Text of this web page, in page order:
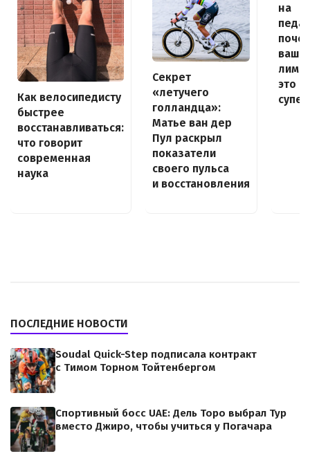
Как велосипедисту
быстрее
восстанавливаться:
что говорит
современная
наука
Секрет
«летучего
голландца»:
Матье ван дер
Пул раскрыл
показатели
своего пульса
и восстановления
на
ваш
это
ПОСЛЕДНИЕ НОВОСТИ
Soudal Quick-Step подписала контракт
с Тимом Торном Тойтенбергом
Спортивный босс UAE: Дель Торо выбрал Тур
вместо Джиро, чтобы учиться у Погачара